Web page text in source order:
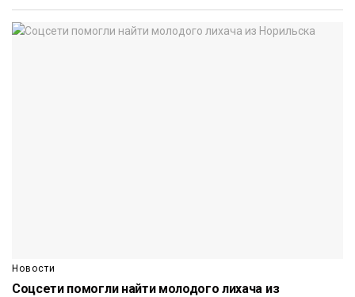
Новости
Соцсети помогли найти молодого лихача из